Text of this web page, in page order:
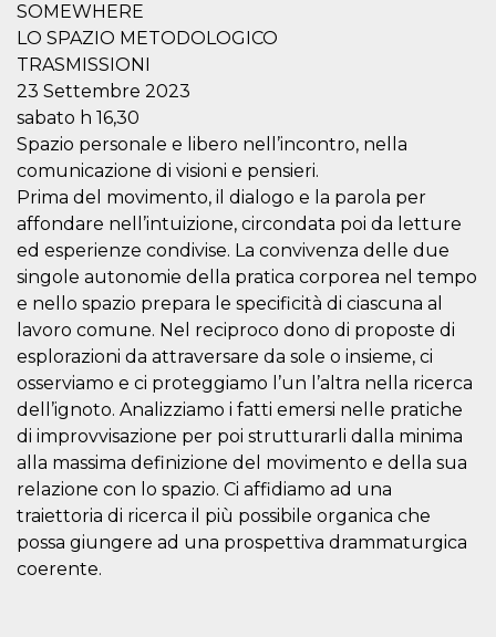
SOMEWHERE
LO SPAZIO METODOLOGICO
TRASMISSIONI
23 Settembre 2023
sabato h 16,30
Spazio personale e libero nell’incontro, nella
comunicazione di visioni e pensieri.
Prima del movimento, il dialogo e la parola per
affondare nell’intuizione, circondata poi da letture
ed esperienze condivise. La convivenza delle due
singole autonomie della pratica corporea nel tempo
e nello spazio prepara le specificità di ciascuna al
lavoro comune. Nel reciproco dono di proposte di
esplorazioni da attraversare da sole o insieme, ci
osserviamo e ci proteggiamo l’un l’altra nella ricerca
dell’ignoto. Analizziamo i fatti emersi nelle pratiche
di improvvisazione per poi strutturarli dalla minima
alla massima definizione del movimento e della sua
relazione con lo spazio. Ci affidiamo ad una
traiettoria di ricerca il più possibile organica che
possa giungere ad una prospettiva drammaturgica
coerente.
Las cookies estrictamente necesarias permiten
la funcionalidad principal del sitio web, como
el inicio de sesión de usuario y la gestión de
cuentas. El sitio web no se puede utilizar
correctamente sin las cookies estrictamente
necesarias.
Nombre
Proveedor /
Dominio
Vencimiento Descripción
Cloudflare,
Inc.
.oooh.events
utilizada por el
servicio
CloudFlare para
identificar el
tráfico web de
confianza y
anular cualquier
restricción de
seguridad
basada en la
dirección IP del
visitante. Es
esencial para
apoyar las
funciones de
seguridad de un
sitio web y
proporcionar
maliciosos.
wordpress_test_cookie
Automattic
Sesión
Se utiliza en
sitios creados